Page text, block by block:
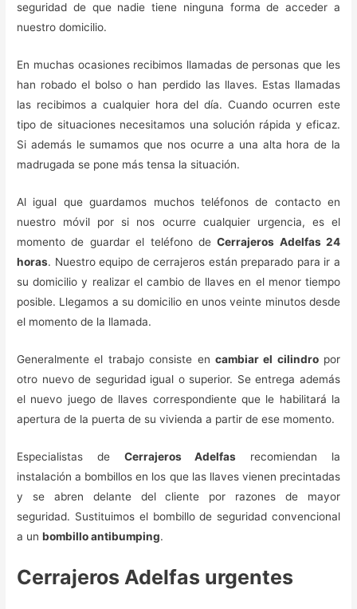
seguridad de que nadie tiene ninguna forma de acceder a
nuestro domicilio.
En muchas ocasiones recibimos llamadas de personas que les
han robado el bolso o han perdido las llaves. Estas llamadas
las recibimos a cualquier hora del día. Cuando ocurren este
tipo de situaciones necesitamos una solución rápida y eficaz.
Si además le sumamos que nos ocurre a una alta hora de la
madrugada se pone más tensa la situación.
Al igual que guardamos muchos teléfonos de contacto en
nuestro móvil por si nos ocurre cualquier urgencia, es el
momento de guardar el teléfono deCerrajeros Adelfas 24
horas. Nuestro equipo de cerrajeros están preparado para ir a
su domicilio y realizar el cambio de llaves en el menor tiempo
posible. Llegamos a su domicilio en unos veinte minutos desde
el momento de la llamada.
Generalmente el trabajo consiste en cambiar el cilindropor
otro nuevo de seguridad igual o superior. Se entrega además
el nuevo juego de llaves correspondiente que le habilitará la
apertura de la puerta de su vivienda a partir de ese momento.
Especialistas de Cerrajeros Adelfas recomiendan la
instalación a bombillos en los que las llaves vienen precintadas
y se abren delante del cliente por razones de mayor
seguridad. Sustituimos el bombillo de seguridad convencional
a unbombillo antibumping.
Cerrajeros Adelfas urgentes